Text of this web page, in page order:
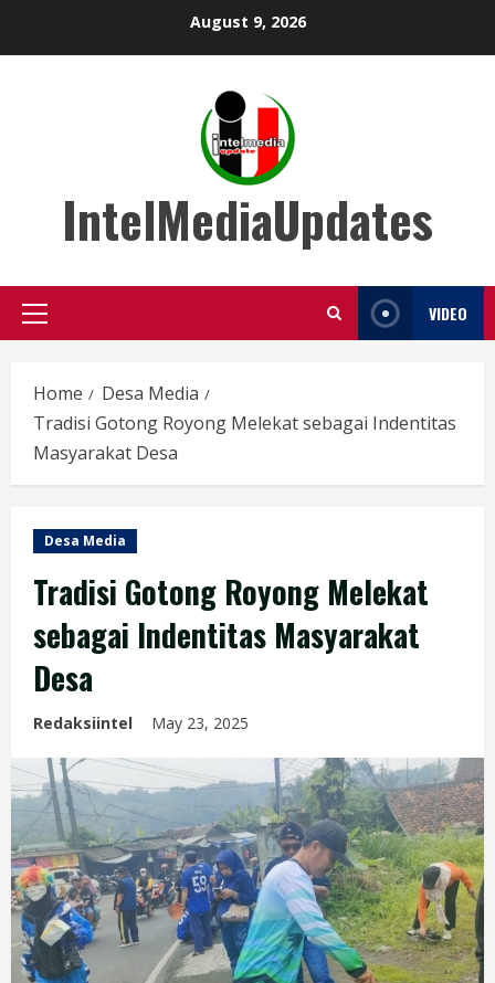
August 9, 2026
IntelMediaUpdates
Primary
VIDEO
Home
Desa Media
Tradisi Gotong Royong Melekat sebagai Indentitas
Masyarakat Desa
Desa Media
Tradisi Gotong Royong Melekat
sebagai Indentitas Masyarakat
Desa
Redaksiintel May 23, 2025